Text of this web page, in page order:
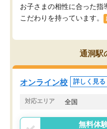
お子さまの相性に合った指
こだわりを持っています。
通洞駅
オンライン校 詳しく見る
対応エリア 全国
無料体